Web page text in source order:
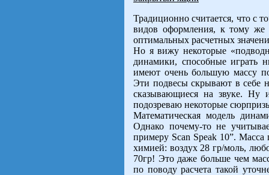
Традиционно считается, что с
видов оформления, к тому же
оптимальных расчетных
Но я вижу некоторые
динамики, способные играть
имеют очень большую массу
Эти подвесы скрывают в себе
сказывающиеся на звуке. Ну
подозреваю некоторые
Математическая модель
Однако почему-то не
примеру Scan Speak 10”.
химией: воздух 28 гр/моль,
70гр! Это даже больше чем
по поводу расчета такой